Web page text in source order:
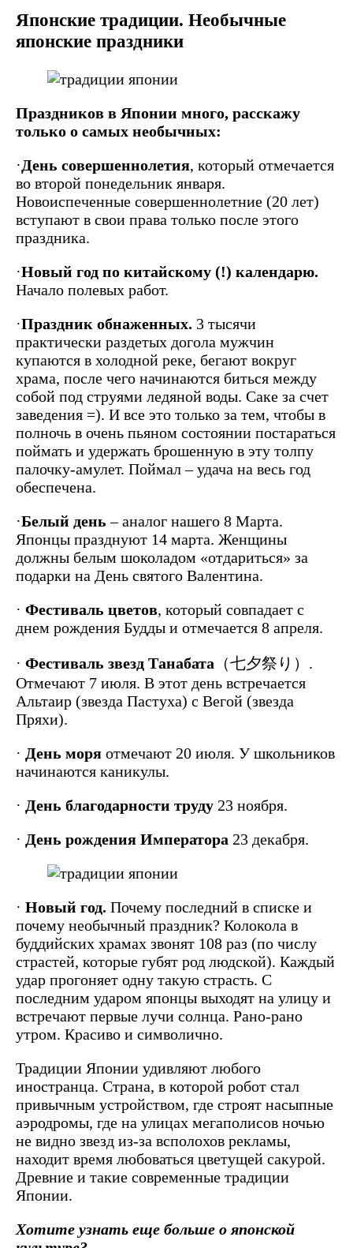
Японские традиции. Необычные
японские праздники
Праздников в Японии много, расскажу
только о самых необычных:
·День совершеннолетия, который отмечается
во второй понедельник января.
Новоиспеченные совершеннолетние (20 лет)
вступают в свои права только после этого
праздника.
·Новый год по китайскому (!) календарю.
Начало полевых работ.
·Праздник обнаженных. 3 тысячи
практически раздетых догола мужчин
купаются в холодной реке, бегают вокруг
храма, после чего начинаются биться между
собой под струями ледяной воды. Саке за счет
заведения =). И все это только за тем, чтобы в
полночь в очень пьяном состоянии постараться
поймать и удержать брошенную в эту толпу
палочку-амулет. Поймал – удача на весь год
обеспечена.
·Белый день – аналог нашего 8 Марта.
Японцы празднуют 14 марта. Женщины
должны белым шоколадом «отдариться» за
подарки на День святого Валентина.
· Фестиваль цветов, который совпадает с
днем рождения Будды и отмечается 8 апреля.
· Фестиваль звезд Танабата （七夕祭り）.
Отмечают 7 июля. В этот день встречается
Альтаир (звезда Пастуха) с Вегой (звезда
Пряхи).
· День моря отмечают 20 июля. У школьников
начинаются каникулы.
· День благодарности труду 23 ноября.
· День рождения Императора 23 декабря.
· Новый год. Почему последний в списке и
почему необычный праздник? Колокола в
буддийских храмах звонят 108 раз (по числу
страстей, которые губят род людской). Каждый
удар прогоняет одну такую страсть. С
последним ударом японцы выходят на улицу и
встречают первые лучи солнца. Рано-рано
утром. Красиво и символично.
Традиции Японии удивляют любого
иностранца. Страна, в которой робот стал
привычным устройством, где строят насыпные
аэродромы, где на улицах мегаполисов ночью
не видно звезд из-за всполохов рекламы,
находит время любоваться цветущей сакурой.
Древние и такие современные традиции
Японии.
Хотите узнать еще больше о японской